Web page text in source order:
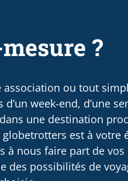
?
ou tout
week-end, d’une
une destination
est à votre
à nous faire part de
des possibilités de